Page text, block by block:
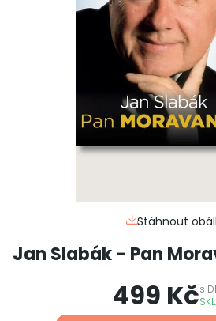
Stáhnout
Jan Slabák - Pan
499 Kčs